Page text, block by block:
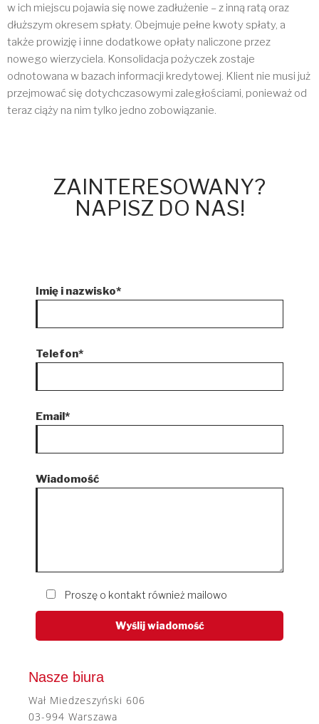
w ich miejscu pojawia się nowe zadłużenie – z inną ratą oraz
dłuższym okresem spłaty. Obejmuje pełne kwoty spłaty, a
także prowizję i inne dodatkowe opłaty naliczone przez
nowego wierzyciela. Konsolidacja pożyczek zostaje
odnotowana w bazach informacji kredytowej. Klient nie musi już
przejmować się dotychczasowymi zaległościami, ponieważ od
teraz ciąży na nim tylko jedno zobowiązanie.
ZAINTERESOWANY?
NAPISZ DO NAS!
Imię i nazwisko*
Telefon*
Email*
Wiadomość
Proszę o kontakt również mailowo
Nasze biura
Wał Miedzeszyński 606
03-994 Warszawa